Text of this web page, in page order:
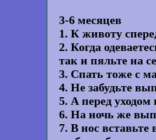
3-6 месяцев
1. К животу
2. Когда
так и пяльте на
3. Спать тоже с
4. Не забудьте
5. А перед
6. На ночь же
7. В нос вставьте